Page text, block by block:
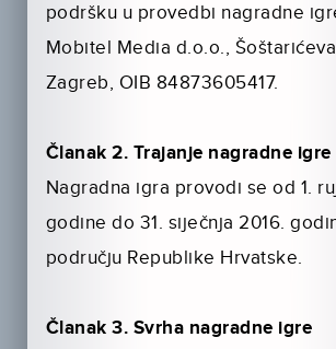
podršku u provedbi nagradne
Mobitel Media d.o.o.,
Zagreb, OIB 84873605417.
Članak 2. Trajanje nagradne igre
Nagradna igra provodi se od 1.
godine do 31. siječnja 2016.
području Republike Hrvatske.
Članak 3. Svrha nagradne igre